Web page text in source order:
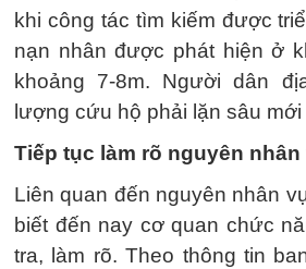
khi công tác tìm kiếm được
nạn nhân được phát hiện ở
khoảng 7-8m. Người dân
lượng cứu hộ phải lặn sâu mới
Tiếp tục làm rõ nguyên
Liên quan đến nguyên nhân
biết đến nay cơ quan chức
tra, làm rõ. Theo thông tin